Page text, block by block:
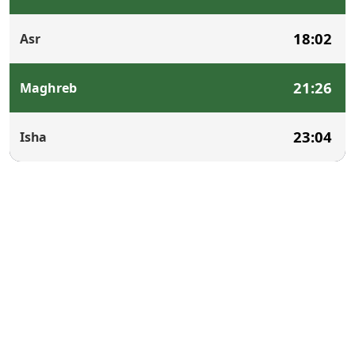
Asr 18:02
Maghreb 21:26
Isha 23:04